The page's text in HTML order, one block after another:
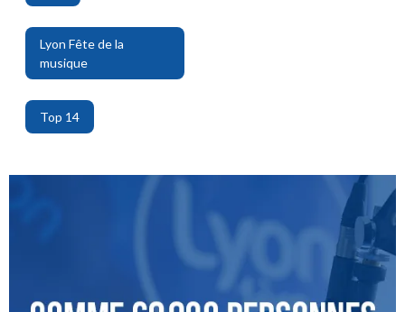
,
Lyon Fête de la
musique
,
Top 14